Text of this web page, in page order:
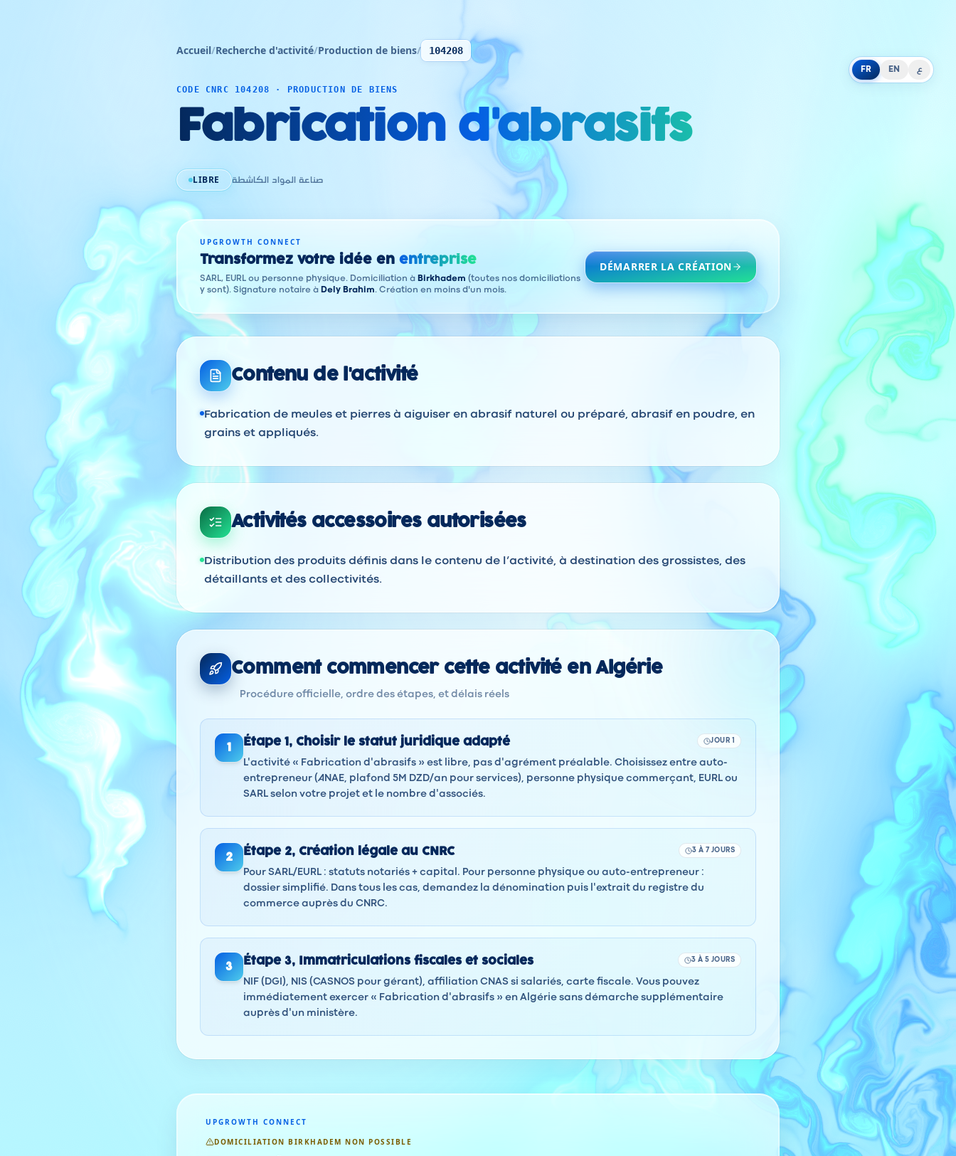
FR EN ع
Accueil/Recherche d'activité/Production de biens/ 104208
CODE CNRC 104208 · PRODUCTION DE BIENS
Fabrication d'abrasifs
LIBRE صناعة المواد الكاشطة
UPGROWTH CONNECT
Transformez votre idée en entreprise
SARL, EURL ou personne physique. Domiciliation à Birkhadem (toutes nos domiciliations
y sont). Signature notaire à Dely Brahim . Création en moins d'un mois.
DÉMARRER LA CRÉATION
Contenu de l'activité
Fabrication de meules et pierres à aiguiser en abrasif naturel ou préparé, abrasif en poudre, en
grains et appliqués.
Activités accessoires autorisées
Distribution des produits définis dans le contenu de l’activité, à destination des grossistes, des
détaillants et des collectivités.
Comment commencer cette activité en Algérie
Procédure officielle, ordre des étapes, et délais réels
1 Étape 1 , Choisir le statut juridique adapté JOUR 1
L'activité « Fabrication d'abrasifs » est libre, pas d'agrément préalable. Choisissez entre auto-
entrepreneur (ANAE, plafond 5M DZD/an pour services), personne physique commerçant, EURL ou
SARL selon votre projet et le nombre d'associés.
2 Étape 2, Création légale au CNRC 3 À 7 JOURS
Pour SARL/EURL : statuts notariés + capital. Pour personne physique ou auto-entrepreneur :
dossier simplifié. Dans tous les cas, demandez la dénomination puis l'extrait du registre du
commerce auprès du CNRC.
3 Étape 3, Immatriculations fiscales et sociales 3 À 5 JOURS
NIF (DGI), NIS (CASNOS pour gérant), affiliation CNAS si salariés, carte fiscale. Vous pouvez
immédiatement exercer « Fabrication d'abrasifs » en Algérie sans démarche supplémentaire
auprès d'un ministère.
UPGROWTH CONNECT
DOMICILIATION BIRKHADEM NON POSSIBLE